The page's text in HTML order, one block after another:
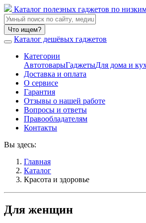
Каталог полезных гаджетов по
Что ищем?
Каталог дешёвых гаджетов
Категории
АвтотоварыГаджетыДля дома и
Доставка и оплата
О сервисе
Гарантия
Отзывы о нашей работе
Вопросы и ответы
Правообладателям
Контакты
Вы здесь:
Главная
Каталог
Красота и здоровье
Для женщин